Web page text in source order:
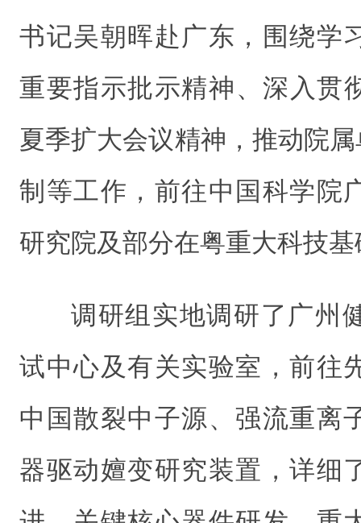
书记吴朝晖赴广东，围绕学
重要指示批示精神、深入贯
夏季扩大会议精神，推动院
制等工作，前往中国科学院
研究院及部分在粤重大科技
调研组实地调研了广州
试中心及有关实验室，前往
中国散裂中子源、强流重离
器驱动嬗变研究装置，详细